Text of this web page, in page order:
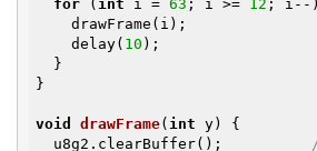
for ( int i = 63 ; i >= 12 ; i--
    delay(
10 );
}
void drawFrame( int y)
{
  u8g2.clearBuffer();